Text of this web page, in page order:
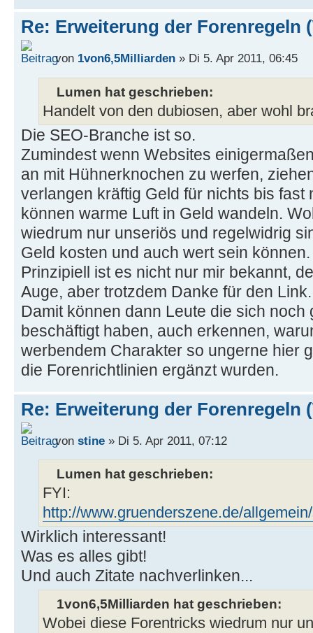
Re: Erweiterung der Forenregeln
von 1von6,5Milliarden » Di 5. Apr 2011, 06:45
Lumen hat geschrieben:
Handelt von den dubiosen, aber wohl
Die SEO-Branche ist so.
Zumindest wenn Websites
an mit Hühnerknochen zu werfen,
verlangen kräftig Geld für nichts bis fast
können warme Luft in Geld wandeln.
wiedrum nur unseriös und regelwidrig
Geld kosten und auch wert sein können.
Prinzipiell ist es nicht nur mir bekannt,
Auge, aber trotzdem Danke für den Link.
Damit können dann Leute die sich noch
beschäftigt haben, auch erkennen,
werbendem Charakter so ungerne hier
die Forenrichtlinien ergänzt wurden.
Re: Erweiterung der Forenregeln
von stine » Di 5. Apr 2011, 07:12
Lumen hat geschrieben:
FYI:
http://www.gruenderszene.de/
Wirklich interessant!
Was es alles gibt!
Und auch Zitate nachverlinken...
1von6,5Milliarden hat geschrieben:
Wobei diese Forentricks wiedrum nur